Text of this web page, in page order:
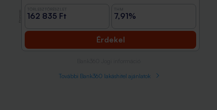
162 835 Ft 7,91%
Érdekel
További Bank360 lakáshitel ajánlatok